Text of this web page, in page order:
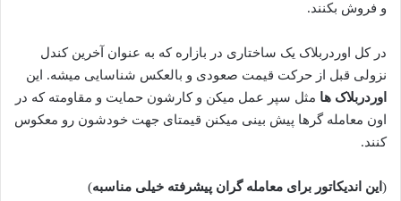
و فروش بکنند.
در کل اوردربلاک یک ساختاری در بازاره که به عنوان آخرین کندل
نزولی قبل از حرکت قیمت صعودی و بالعکس شناسایی میشه. این
اوردربلاک ها مثل سپر عمل میکن و کارشون حمایت و مقاومته که در
اون معامله گرها پیش بینی میکنن قیمتای جهت خودشون رو معکوس
کنند.
( این اندیکاتور برای معامله گران پیشرفته خیلی مناسبه)